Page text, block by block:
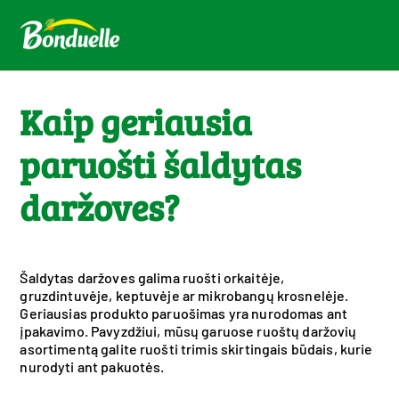
Kaip geriausia
paruošti šaldytas
daržoves?
Šaldytas daržoves galima ruošti orkaitėje,
gruzdintuvėje, keptuvėje ar mikrobangų krosnelėje.
Geriausias produkto paruošimas yra nurodomas ant
įpakavimo. Pavyzdžiui, mūsų garuose ruoštų daržovių
asortimentą galite ruošti trimis skirtingais būdais, kurie
nurodyti ant pakuotės.